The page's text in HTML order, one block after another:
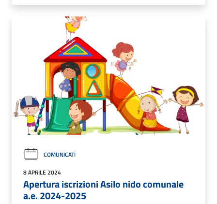
COMUNICATI
8 APRILE 2024
Apertura iscrizioni Asilo nido comunale
a.e. 2024-2025